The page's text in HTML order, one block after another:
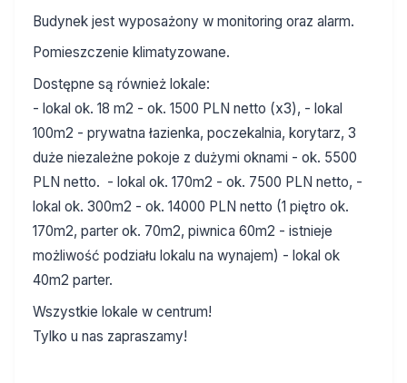
Budynek jest wyposażony w monitoring oraz alarm.
Pomieszczenie klimatyzowane.
Dostępne są również lokale:
- lokal ok. 18 m2 - ok. 1500 PLN netto (x3), - lokal
100m2 - prywatna łazienka, poczekalnia, korytarz, 3
duże niezależne pokoje z dużymi oknami - ok. 5500
PLN netto. - lokal ok. 170m2 - ok. 7500 PLN netto, -
lokal ok. 300m2 - ok. 14000 PLN netto (1 piętro ok.
170m2, parter ok. 70m2, piwnica 60m2 - istnieje
możliwość podziału lokalu na wynajem) - lokal ok
40m2 parter.
Wszystkie lokale w centrum!
Tylko u nas zapraszamy!